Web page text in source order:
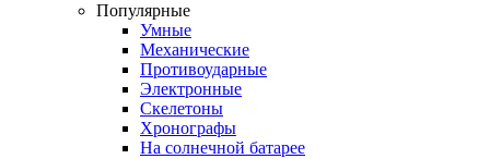
Популярные
Умные
Механические
Противоударные
Электронные
Скелетоны
Хронографы
На солнечной батарее